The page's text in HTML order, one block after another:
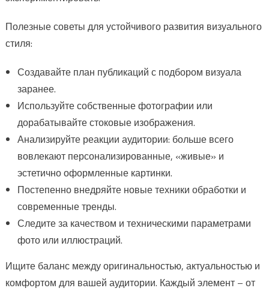
Полезные советы для устойчивого развития визуального
стиля:
Создавайте план публикаций с подбором визуала
заранее.
Используйте собственные фотографии или
дорабатывайте стоковые изображения.
Анализируйте реакции аудитории: больше всего
вовлекают персонализированные, «живые» и
эстетично оформленные картинки.
Постепенно внедряйте новые техники обработки и
современные тренды.
Следите за качеством и техническими параметрами
фото или иллюстраций.
Ищите баланс между оригинальностью, актуальностью и
комфортом для вашей аудитории. Каждый элемент – от